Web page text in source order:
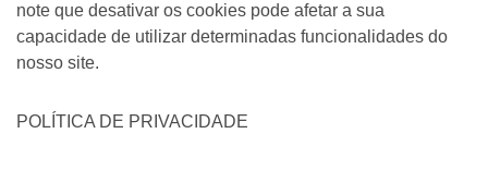
note que desativar os cookies pode afetar a sua
capacidade de utilizar determinadas funcionalidades do
nosso site.
POLÍTICA DE PRIVACIDADE